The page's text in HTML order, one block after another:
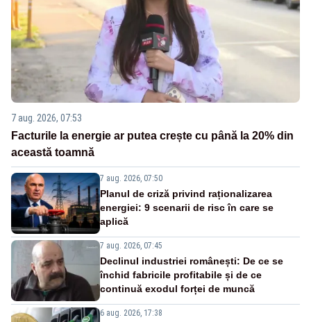
7 aug. 2026, 07:53
Facturile la energie ar putea crește cu până la 20% din
această toamnă
7 aug. 2026, 07:50
Planul de criză privind raționalizarea
energiei: 9 scenarii de risc în care se
aplică
7 aug. 2026, 07:45
Declinul industriei românești: De ce se
închid fabricile profitabile și de ce
continuă exodul forței de muncă
6 aug. 2026, 17:38